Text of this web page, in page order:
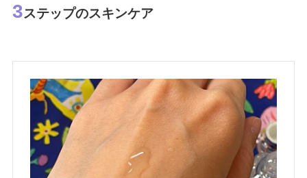
3ステップのスキンケア